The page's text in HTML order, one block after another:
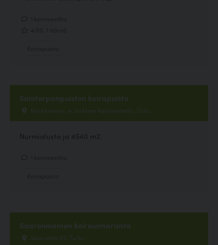
Salotorpanpuiston koirapuisto
Kaakkurissa, ei tarkkaa katuosoitetta, Oulu
Nurmialusta ja 4540 m2.
Saaronniemen koirauimaranta
Saarontie 25, Turku